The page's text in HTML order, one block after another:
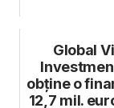
Global
obține o
12,7 mil.